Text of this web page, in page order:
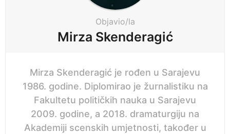
Objavio/la
Mirza Skenderagić
Mirza Skenderagić je rođen u Sarajevu
1986. godine. Diplomirao je žurnalistiku na
Fakultetu političkih nauka u Sarajevu
2009. godine, a 2018. dramaturgiju na
Akademiji scenskih umjetnosti, također u